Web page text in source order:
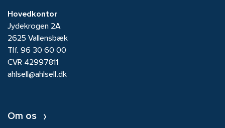
Hovedkontor
Jydekrogen 2A
2625 Vallensbæk
Tlf. 96 30 60 00
CVR 42997811
ahlsell@ahlsell.dk
Om os